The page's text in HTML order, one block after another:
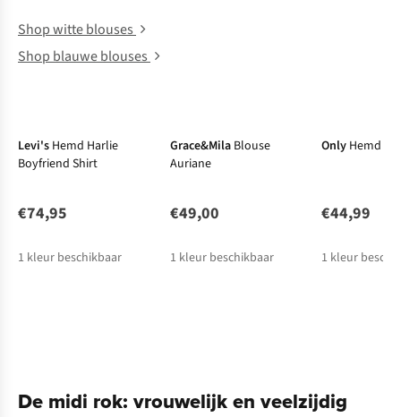
Shop witte blouses
Shop blauwe blouses
Levi's Hemd Harlie
Boyfriend Shirt
€74,95
1 kleur beschikbaar
Grace&Mila Blouse
Auriane
€49,00
1 kleur beschikbaar
Only Hemd
€44,99
1 kleur
De midi rok: vrouwelijk en veelzijdig